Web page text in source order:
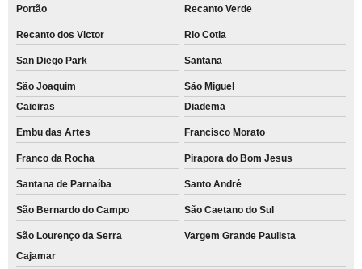
Portão Recanto Verde
Recanto dos Victor Rio Cotia
San Diego Park Santana
São Joaquim
São Miguel
Caieiras
Diadema
Embu das Artes Francisco Morato
Franco da Rocha Pirapora do Bom Jesus
Santana de Parnaíba Santo André
São Bernardo do Campo São Caetano do Sul
São Lourenço da Serra
Vargem Grande Paulista
Cajamar